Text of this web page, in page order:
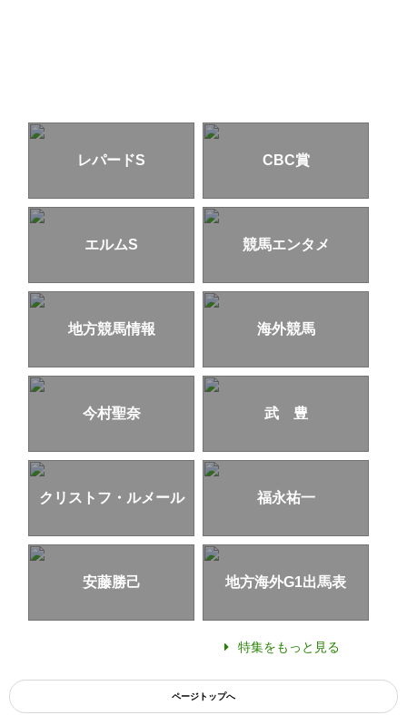
レパードS CBC賞
エルムS 競馬エンタメ
地方競馬情報 海外競馬
今村聖奈 武 豊
クリストフ・ルメール 福永祐一
安藤勝己 地方海外G1出馬表
特集をもっと見る
ページトップへ